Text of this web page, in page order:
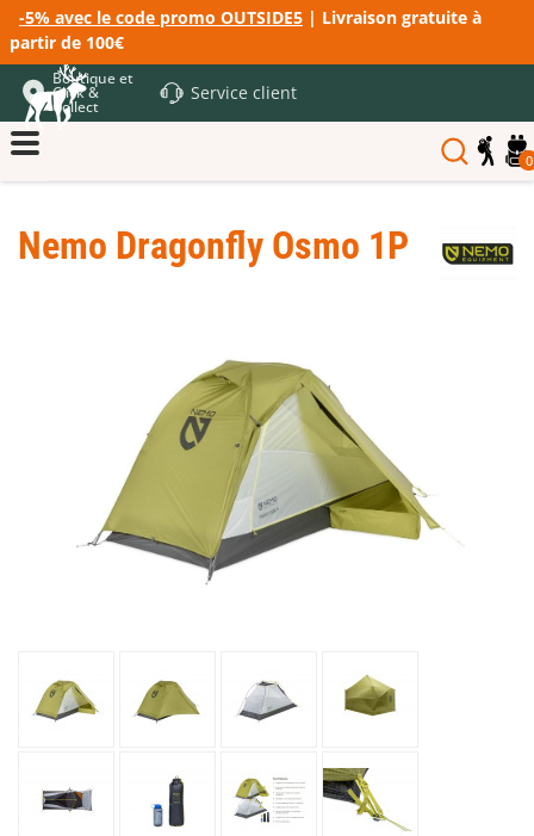
-5% avec le code promo OUTSIDE5 | Livraison gratuite à
partir de 100€
Boutique et
Click &
Collect
Service client
0
Nemo Dragonfly Osmo 1P